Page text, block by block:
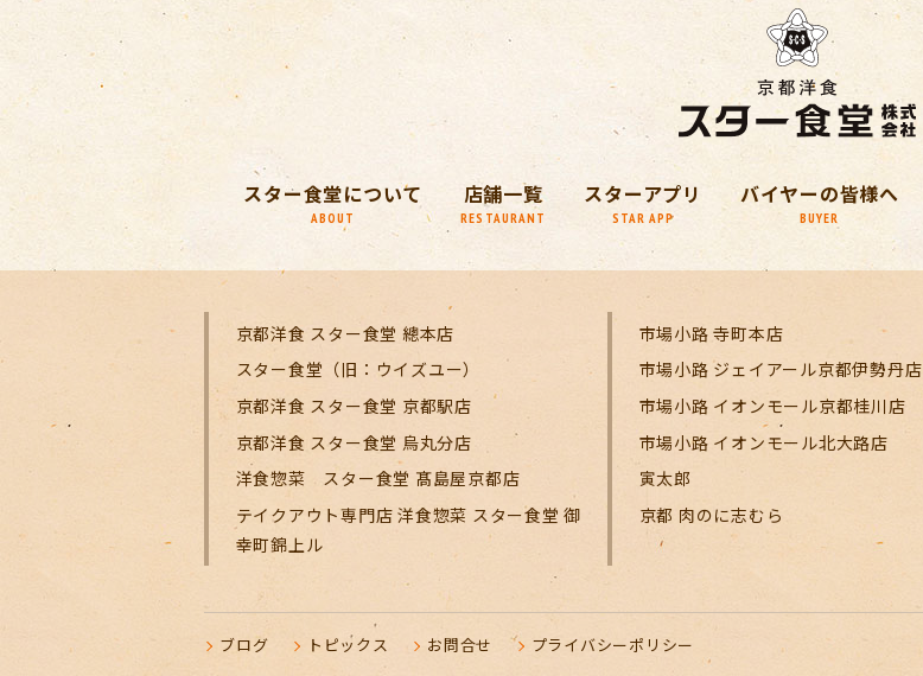
スター食堂について
ABOUT
店舗一覧
RESTAURANT
スターアプリ
STAR APP
バイヤーの皆様へ
BUYER
京都洋食 スター食堂 總本店
スター食堂（旧：ウイズユー）
京都洋食 スター食堂 京都駅店
京都洋食 スター食堂 烏丸分店
洋食惣菜 スター食堂 髙島屋京都店
テイクアウト専門店 洋食惣菜 スター食堂 御
幸町錦上ル
市場小路 寺町本店
市場小路 ジェイアール京都伊勢丹店
市場小路 イオンモール京都桂川店
市場小路 イオンモール北大路店
寅太郎
京都 肉のに志むら
ブログ トピックス お問合せ プライバシーポリシー